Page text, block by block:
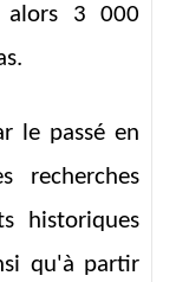
alors 3 000
le passé en
recherches
historiques
qu'à partir